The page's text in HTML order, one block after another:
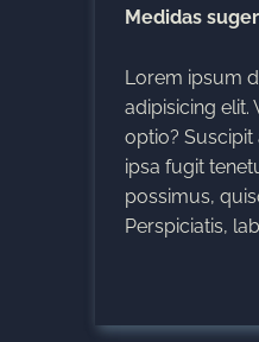
Medidas
Lorem ipsum
adipisicing elit.
optio?
ipsa fugit
possimus,
Perspiciatis,